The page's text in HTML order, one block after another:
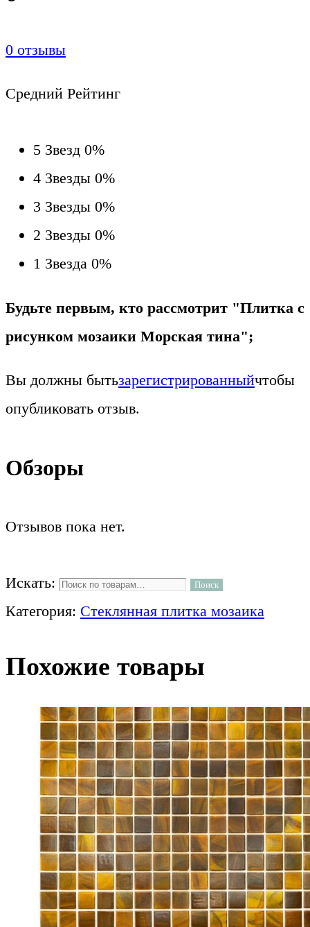
0 отзывы
Средний Рейтинг
5 Звезд 0%
4 Звезды 0%
3 Звезды 0%
2 Звезды 0%
1 Звезда 0%
Будьте первым, кто рассмотрит "Плитка с
рисунком мозаики Морская тина";
Вы должны бытьзарегистрированныйчтобы
опубликовать отзыв.
Обзоры
Отзывов пока нет.
Искать: Поиск
Категория: Стеклянная плитка мозаика
Похожие товары